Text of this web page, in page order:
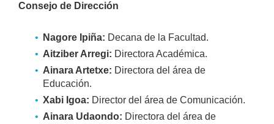
Consejo de Dirección
Nagore Ipiña: Decana de la Facultad.
Aitziber Arregi: Directora Académica.
Ainara Artetxe: Directora del área de
Educación.
Xabi Igoa: Director del área de Comunicación.
Ainara Udaondo: Directora del área de